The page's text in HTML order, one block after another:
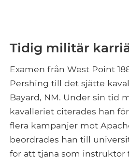
Tidig militär
Examen från West Point
Pershing till det sjätte
Bayard, NM. Under sin tid
kavalleriet citerades han
flera kampanjer mot
beordrades han till
för att tjäna som instruktör